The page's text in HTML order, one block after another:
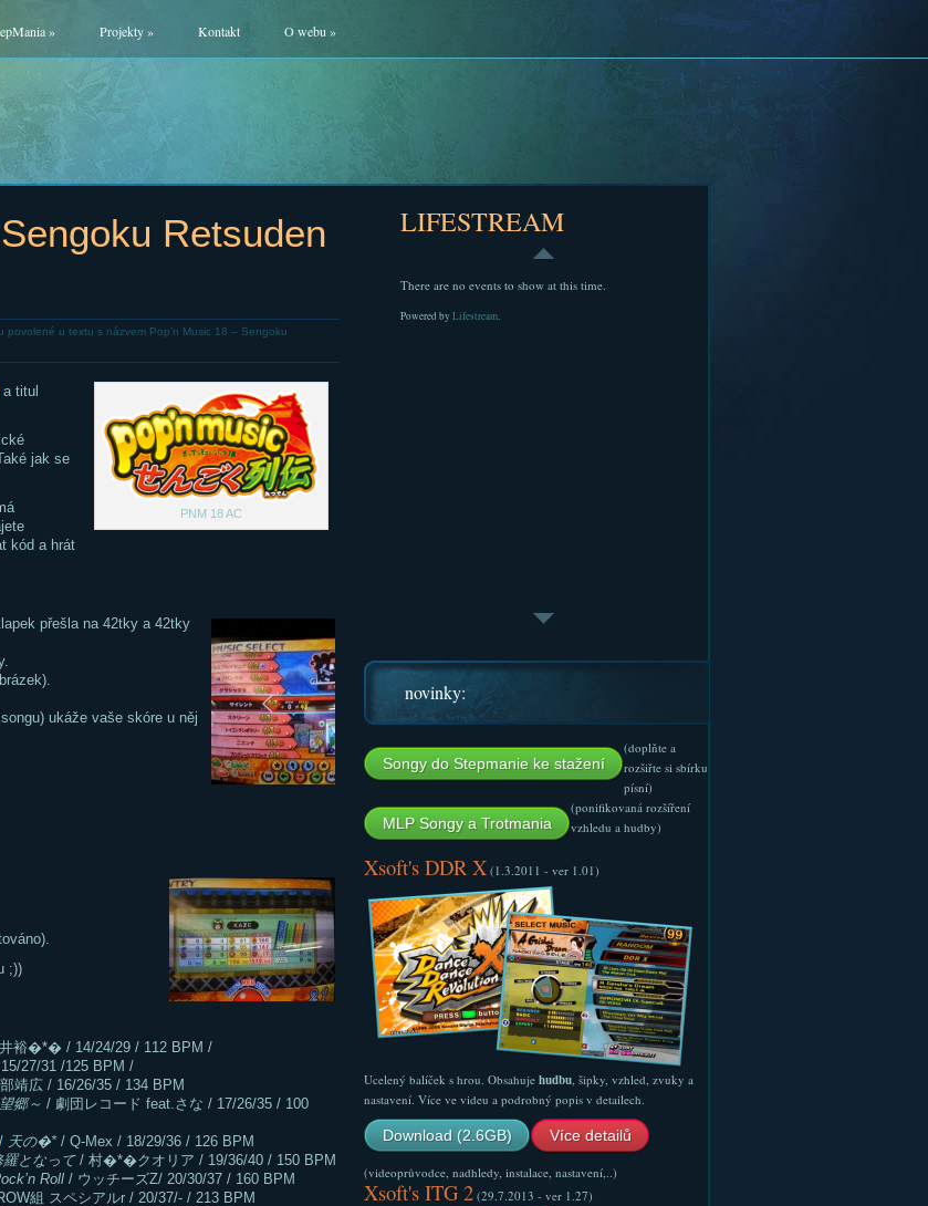
» Projekty» Kontakt O webu »
Retsuden
povolené u textu s názvem Pop’n Music 18 – Sengoku
PNM 18 AC
titul
jak se
kód a hrát
přešla na 42tky a 42tky
ukáže vaše skóre u něj
;))
裕�*� / 14/24/29 / 112 BPM /
27/31 /125 BPM /
靖広 / 16/26/35 / 134 BPM
郷～ / 劇団レコード feat.さな / 17/26/35 / 100
天の�*/ Q-Mex / 18/29/36 / 126 BPM
となって/ 村�*�クオリア / 19/36/40 / 150 BPM
Roll/ ウッチーズZ/ 20/30/37 / 160 BPM
組 スペシアルr / 20/37/- / 213 BPM
LIFESTREAM
There are no events to show at this time.
Powered by Lifestream.
novinky:
Songy do Stepmanie ke stažení
(doplňte a
rozšiřte si sbírku
písní)
MLP Songy a Trotmania
(ponifikovaná rozšíření
vzhledu a hudby)
Xsoft's DDR X(1.3.2011 - ver 1.01)
Ucelený balíček s hrou. Obsahuje hudbu, šipky, vzhled, zvuky a
nastavení. Více ve videu a podrobný popis v detailech.
Download (2.6GB) Více detailů
(videoprůvodce, nadhledy, instalace, nastavení,..)
Xsoft's ITG 2(29.7.2013 - ver 1.27)